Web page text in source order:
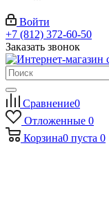
Войти
+7 (812) 372-60-50
Заказать звонок
Сравнение0
Отложенные 0
Корзина0 пуста 0